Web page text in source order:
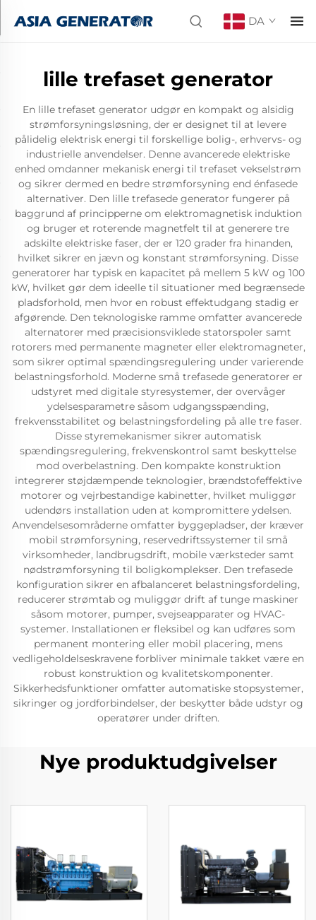
DA
lille trefaset generator
En lille trefaset generator udgør en kompakt og alsidig
strømforsyningsløsning, der er designet til at levere
pålidelig elektrisk energi til forskellige bolig-, erhvervs- og
industrielle anvendelser. Denne avancerede elektriske
enhed omdanner mekanisk energi til trefaset vekselstrøm
og sikrer dermed en bedre strømforsyning end énfasede
alternativer. Den lille trefasede generator fungerer på
baggrund af principperne om elektromagnetisk induktion
og bruger et roterende magnetfelt til at generere tre
adskilte elektriske faser, der er 120 grader fra hinanden,
hvilket sikrer en jævn og konstant strømforsyning. Disse
generatorer har typisk en kapacitet på mellem 5 kW og 100
kW, hvilket gør dem ideelle til situationer med begrænsede
pladsforhold, men hvor en robust effektudgang stadig er
afgørende. Den teknologiske ramme omfatter avancerede
alternatorer med præcisionsviklede statorspoler samt
rotorers med permanente magneter eller elektromagneter,
som sikrer optimal spændingsregulering under varierende
belastningsforhold. Moderne små trefasede generatorer er
udstyret med digitale styresystemer, der overvåger
ydelsesparametre såsom udgangsspænding,
frekvensstabilitet og belastningsfordeling på alle tre faser.
Disse styremekanismer sikrer automatisk
spændingsregulering, frekvenskontrol samt beskyttelse
mod overbelastning. Den kompakte konstruktion
integrerer støjdæmpende teknologier, brændstofeffektive
motorer og vejrbestandige kabinetter, hvilket muliggør
udendørs installation uden at kompromittere ydelsen.
Anvendelsesområderne omfatter byggepladser, der kræver
mobil strømforsyning, reservedriftssystemer til små
virksomheder, landbrugsdrift, mobile værksteder samt
nødstrømforsyning til boligkomplekser. Den trefasede
konfiguration sikrer en afbalanceret belastningsfordeling,
reducerer strømtab og muliggør drift af tunge maskiner
såsom motorer, pumper, svejseapparater og HVAC-
systemer. Installationen er fleksibel og kan udføres som
permanent montering eller mobil placering, mens
vedligeholdelseskravene forbliver minimale takket være en
robust konstruktion og kvalitetskomponenter.
Sikkerhedsfunktioner omfatter automatiske stopsystemer,
sikringer og jordforbindelser, der beskytter både udstyr og
operatører under driften.
Nye produktudgivelser